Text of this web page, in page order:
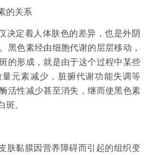
的关系
定着人体肤色的差异，也是外阴
黑色素经由细胞代谢的层层移动，
的形成，就是由于这个过程中某些
元素减少，脏腑代谢功能失调等
活性减少甚至消失，继而使黑色素
斑。
黏膜因营养障碍而引起的组织变